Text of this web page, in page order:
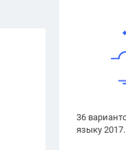
36
языку